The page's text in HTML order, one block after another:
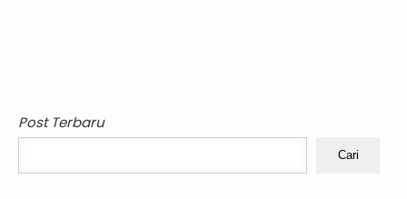
Post Terbaru
Cari